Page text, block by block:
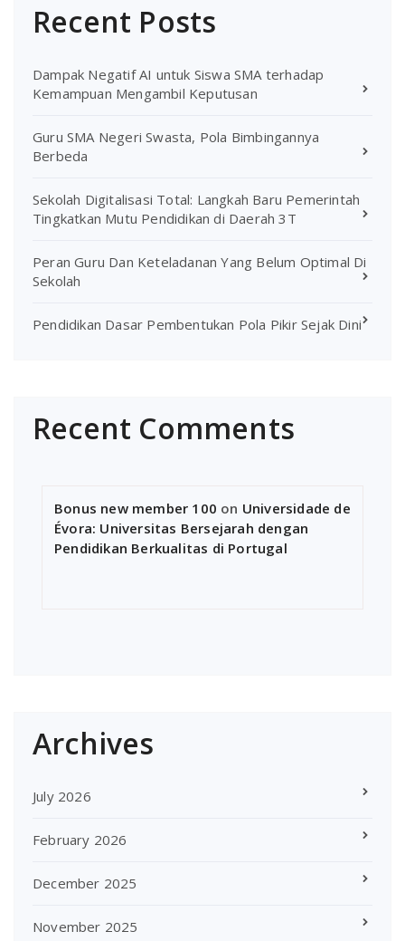
Recent Posts
Dampak Negatif AI untuk Siswa SMA terhadap
Kemampuan Mengambil Keputusan
Guru SMA Negeri Swasta, Pola Bimbingannya
Berbeda
Sekolah Digitalisasi Total: Langkah Baru Pemerintah
Tingkatkan Mutu Pendidikan di Daerah 3T
Peran Guru Dan Keteladanan Yang Belum Optimal Di
Sekolah
Pendidikan Dasar Pembentukan Pola Pikir Sejak Dini
Recent Comments
Bonus new member 100 on Universidade de
Évora: Universitas Bersejarah dengan
Pendidikan Berkualitas di Portugal
Archives
July 2026
February 2026
December 2025
November 2025